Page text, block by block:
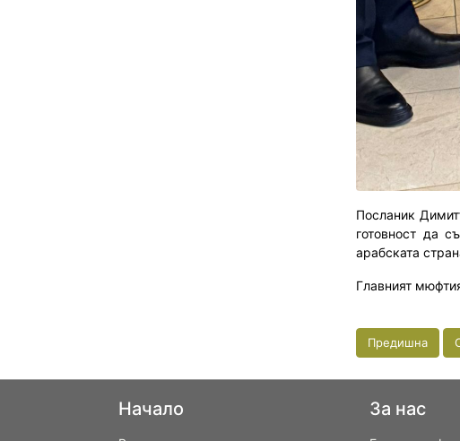
Посланик
готовност да
арабската
Главният
Предишна
Начало За нас